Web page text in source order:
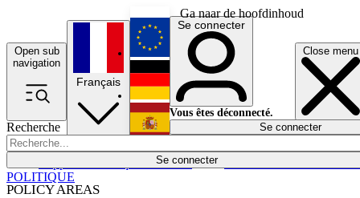
Ga naar de hoofdinhoud
Open sub
navigation
Close menu
Recherche
Se connecter
POLICY AREAS
Économie
Français
English
Deutsch
Español
Se connecter
Vous êtes déconnecté.
Se connecter
POLITIQUE